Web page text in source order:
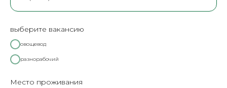
выберите вакансию
овощевод
разнорабочий
Место проживания